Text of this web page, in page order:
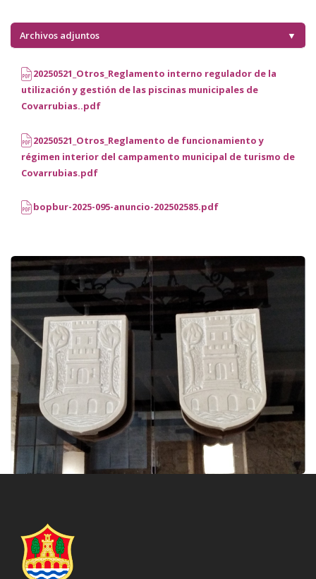
Archivos adjuntos ▼
20250521_Otros_Reglamento interno regulador de la
utilización y gestión de las piscinas municipales de
Covarrubias..pdf
20250521_Otros_Reglamento de funcionamiento y
régimen interior del campamento municipal de turismo de
Covarrubias.pdf
bopbur-2025-095-anuncio-202502585.pdf